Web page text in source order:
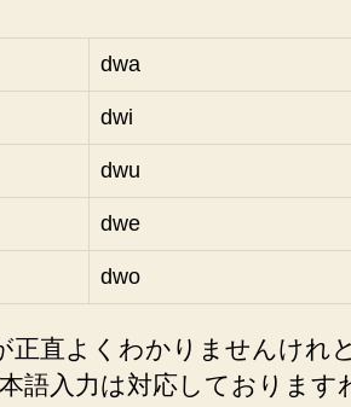
で
の！
い・
ぅ・
い
dwa
dwi
dwu
dwe
dwo
正直よくわかりませんけれ
語入力は対応しております